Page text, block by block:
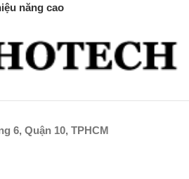
năng cao
6, Quận 10, TPHCM